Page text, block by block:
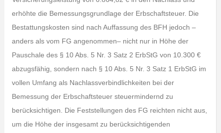
erhöhte die Bemessungsgrundlage der Erbschaftsteuer. Die
Bestattungskosten sind nach Auffassung des BFH jedoch –
anders als vom FG angenommen– nicht nur in Höhe der
Pauschale des § 10 Abs. 5 Nr. 3 Satz 2 ErbStG von 10.300 €
abzugsfähig, sondern nach § 10 Abs. 5 Nr. 3 Satz 1 ErbStG im
vollen Umfang als Nachlassverbindlichkeiten bei der
Bemessung der Erbschaftsteuer steuermindernd zu
berücksichtigen. Die Feststellungen des FG reichten nicht aus,
um die Höhe der insgesamt zu berücksichtigenden